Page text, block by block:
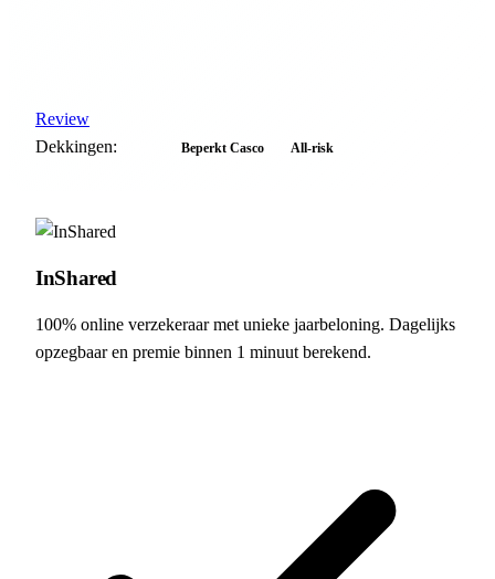
Review
Dekkingen:
Beperkt Casco All-risk
InShared
100% online verzekeraar met unieke jaarbeloning. Dagelijks
opzegbaar en premie binnen 1 minuut berekend.